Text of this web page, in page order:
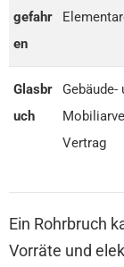
gefahr
en
Glasbr
uch
Vertrag
Ein Rohrbruch
Vorräte und